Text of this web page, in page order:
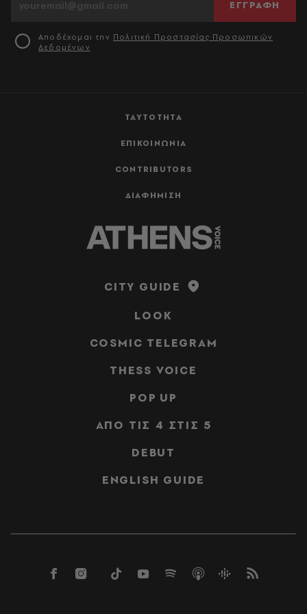
ΤΑΥΤΟΤΗΤΑ
ΕΠΙΚΟΙΝΩΝΙΑ
CONTRIBUTORS
ΔΙΑΦΗΜΙΣΗ
ΕΓΓΡΑΦΗ
Αποδέχομαι την Πολιτική Προστασίας Προσωπικών
Δεδομένων
CITY GUIDE
LOOK
COSMIC TELEGRAM
THESS VOICE
POP UP
ΑΠΟ ΤΙΣ 4 ΣΤΙΣ 5
DEBUT
ENGLISH GUIDE